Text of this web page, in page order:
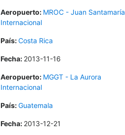
Aeropuerto: MROC - Juan Santamaría
Internacional
País:Costa Rica
Fecha: 2013-11-16
Aeropuerto: MGGT - La Aurora
Internacional
País:Guatemala
Fecha: 2013-12-21